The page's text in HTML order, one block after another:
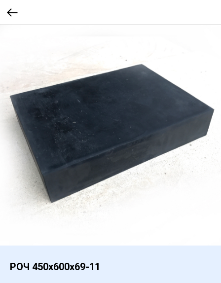
РОЧ 450х600х69-11